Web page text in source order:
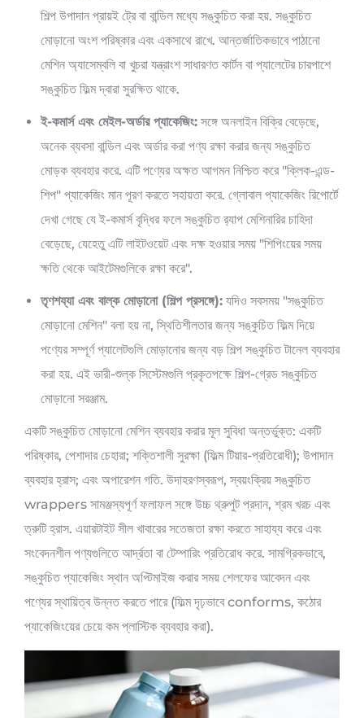
শিল্প উপাদান প্রায়ই ট্রে বা বান্ডিল মধ্যে সঙ্কুচিত করা হয়. সঙ্কুচিত
মোড়ানো অংশ পরিষ্কার এবং একসাথে রাখে. আন্তর্জাতিকভাবে পাঠানো
মেশিন অ্যাসেম্বলি বা খুচরা যন্ত্রাংশ সাধারণত কার্টন বা প্যালেটের চারপাশে
সঙ্কুচিত ফিল্ম দ্বারা সুরক্ষিত থাকে.
ই-কমার্স এবং মেইল-অর্ডার প্যাকেজিং: সঙ্গে অনলাইন বিক্রি বেড়েছে,
অনেক ব্যবসা বান্ডিল এবং অর্ডার করা পণ্য রক্ষা করার জন্য সঙ্কুচিত
মোড়ক ব্যবহার করে. এটি পণ্যের অক্ষত আগমন নিশ্চিত করে "ক্লিক-এন্ড-
শিপ" প্যাকেজিং মান পূরণ করতে সহায়তা করে. গ্লোবাল প্যাকেজিং রিপোর্টে
দেখা গেছে যে ই-কমার্স বৃদ্ধির ফলে সঙ্কুচিত র‌্যাপ মেশিনারির চাহিদা
বেড়েছে, যেহেতু এটি লাইটওয়েট এবং দক্ষ হওয়ার সময় "শিপিংয়ের সময়
ক্ষতি থেকে আইটেমগুলিকে রক্ষা করে".
তৃণশয্যা এবং বাল্ক মোড়ানো (শিল্প প্রসঙ্গে): যদিও সবসময় "সঙ্কুচিত
মোড়ানো মেশিন" বলা হয় না, স্থিতিশীলতার জন্য সঙ্কুচিত ফিল্ম দিয়ে
পণ্যের সম্পূর্ণ প্যালেটগুলি মোড়ানোর জন্য বড় শিল্প সঙ্কুচিত টানেল ব্যবহার
করা হয়. এই ভারী-শুল্ক সিস্টেমগুলি প্রকৃতপক্ষে শিল্প-গ্রেড সঙ্কুচিত
মোড়ানো সরঞ্জাম.
একটি সঙ্কুচিত মোড়ানো মেশিন ব্যবহার করার মূল সুবিধা অন্তর্ভুক্ত: একটি
পরিষ্কার, পেশাদার চেহারা; শক্তিশালী সুরক্ষা (ফিল্ম টিয়ার-প্রতিরোধী); উপাদান
ব্যবহার হ্রাস; এবং অপারেশন গতি. উদাহরণস্বরূপ, স্বয়ংক্রিয় সঙ্কুচিত
wrappers সামঞ্জস্যপূর্ণ ফলাফল সঙ্গে উচ্চ থ্রুপুট প্রদান, শ্রম খরচ এবং
ত্রুটি হ্রাস. এয়ারটাইট সীল খাবারের সতেজতা রক্ষা করতে সাহায্য করে এবং
সংবেদনশীল পণ্যগুলিতে আর্দ্রতা বা টেম্পারিং প্রতিরোধ করে. সামগ্রিকভাবে,
সঙ্কুচিত প্যাকেজিং স্থান অপ্টিমাইজ করার সময় শেলফের আবেদন এবং
পণ্যের স্থায়িত্ব উন্নত করতে পারে (ফিল্ম দৃঢ়ভাবে conforms, কঠোর
প্যাকেজিংয়ের চেয়ে কম প্লাস্টিক ব্যবহার করা).